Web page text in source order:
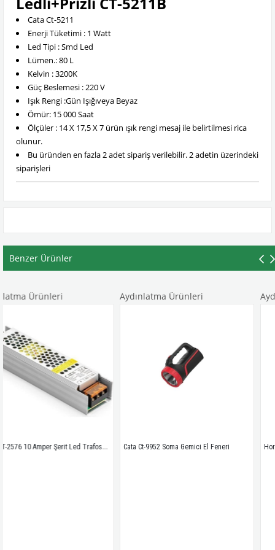
Cata Ct-5211
Enerji Tüketimi : 1 Watt
Led Tipi : Smd Led
Lümen.: 80 L
Kelvin : 3200K
Güç Beslemesi : 220 V
Işık Rengi :Gün Işığıveya Beyaz
Ömür: 15 000 Saat
Ölçüler : 14 X 17,5 X 7 ürün ışık rengi mesaj ile belirtilmesi rica
olunur.
Bu üründen en fazla 2 adet sipariş verilebilir. 2 adetin üzerindeki
siparişleri
Benzer Ürünler
Cata CT-2576 10 Amper Şerit Led Trafosu 120W Slim Model 3 Çip
Aydınlatma Ürünleri
Cata Ct-9952 Soma Gemici El Feneri
Aydınlatma